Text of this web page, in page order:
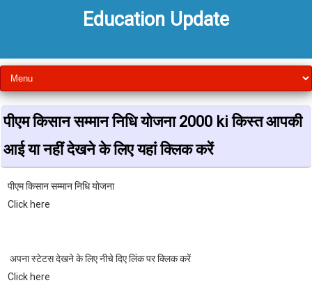
Education Update
पीएम किसान सम्मान निधि योजना 2000 ki किस्त आपकी
आई या नहीं देखने के लिए यहां क्लिक करें
पीएम किसान सम्मान निधि योजना
Click here
अपना स्टेटस देखने के लिए नीचे दिए लिंक पर क्लिक करें
Click here